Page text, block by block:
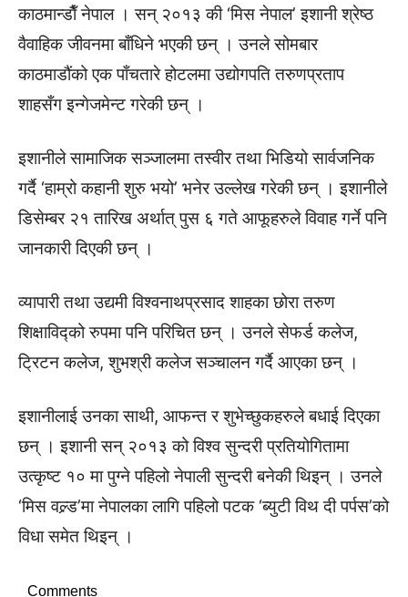
काठमान्डाैँ नेपाल । सन् २०१३ की ‘मिस नेपाल’ इशानी श्रेष्ठ
वैवाहिक जीवनमा बाँधिने भएकी छन् । उनले सोमबार
काठमाडौंको एक पाँचतारे होटलमा उद्योगपति तरुणप्रताप
शाहसँग इन्गेजमेन्ट गरेकी छन् ।
इशानीले सामाजिक सञ्जालमा तस्वीर तथा भिडियो सार्वजनिक
गर्दै ‘हाम्रो कहानी शुरु भयो’ भनेर उल्लेख गरेकी छन् । इशानीले
डिसेम्बर २१ तारिख अर्थात् पुस ६ गते आफूहरुले विवाह गर्ने पनि
जानकारी दिएकी छन् ।
व्यापारी तथा उद्यमी विश्वनाथप्रसाद शाहका छोरा तरुण
शिक्षाविद्को रुपमा पनि परिचित छन् । उनले सेफर्ड कलेज,
ट्रिटन कलेज, शुभश्री कलेज सञ्चालन गर्दै आएका छन् ।
इशानीलाई उनका साथी, आफन्त र शुभेच्छुकहरुले बधाई दिएका
छन् । इशानी सन् २०१३ को विश्व सुन्दरी प्रतियोगितामा
उत्कृष्ट १० मा पुग्ने पहिलो नेपाली सुन्दरी बनेकी थिइन् । उनले
‘मिस वल्र्ड’मा नेपालका लागि पहिलो पटक ‘ब्युटी विथ दी पर्पस’को
विधा समेत थिइन् ।
Comments